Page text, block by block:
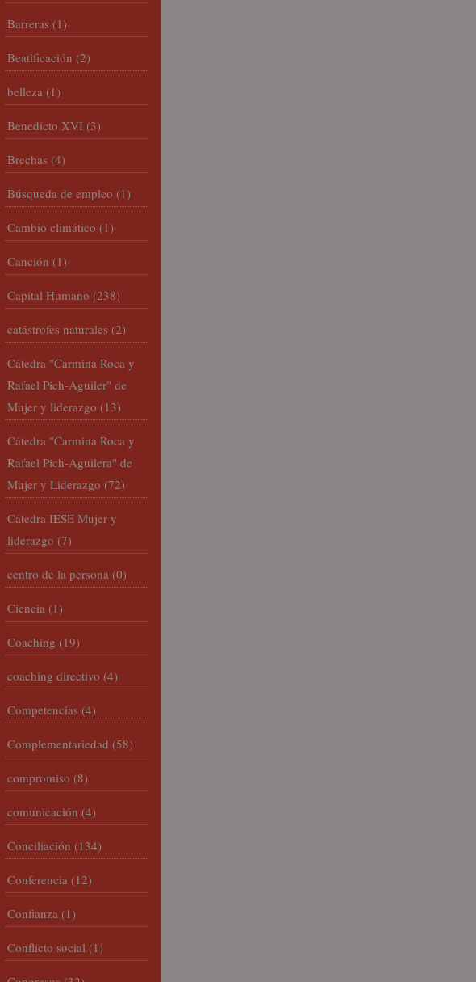
Barreras (1)
Beatificación (2)
belleza (1)
Benedicto XVI (3)
Brechas (4)
Búsqueda de empleo (1)
Cambio climático (1)
Canción (1)
Capital Humano (238)
catástrofes naturales (2)
Cátedra "Carmina Roca y
Rafael Pich-Aguiler" de
Mujer y liderazgo (13)
Cátedra "Carmina Roca y
Rafael Pich-Aguilera" de
Mujer y Liderazgo (72)
Cátedra IESE Mujer y
liderazgo (7)
centro de la persona (0)
Ciencia (1)
Coaching (19)
coaching directivo (4)
Competencias (4)
Complementariedad (58)
compromiso (8)
comunicación (4)
Conciliación (134)
Conferencia (12)
Confianza (1)
Conflicto social (1)